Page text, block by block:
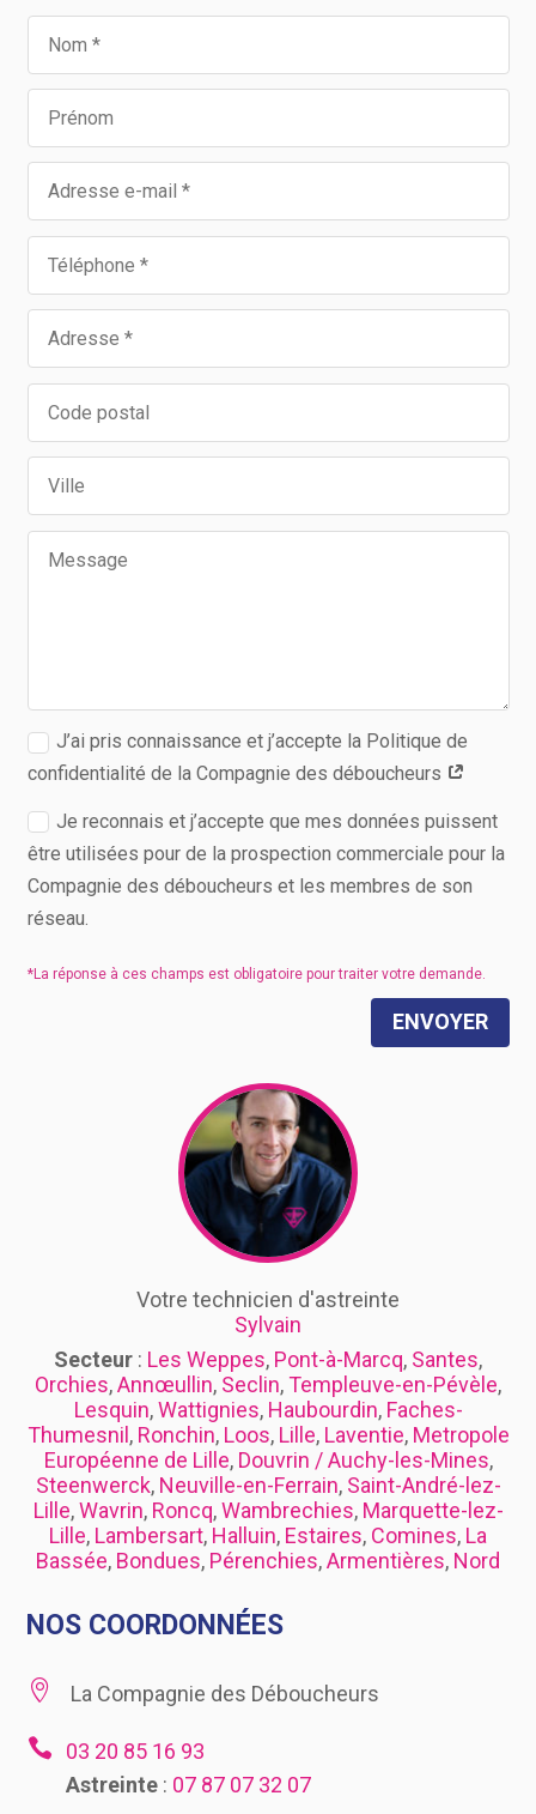
J’ai pris connaissance et j’accepte la Politique de
confidentialité de la Compagnie des déboucheurs
Je reconnais et j’accepte que mes données puissent
être utilisées pour de la prospection commerciale pour la
Compagnie des déboucheurs et les membres de son
réseau.
ENVOYER
Votre technicien d'astreinte
Sylvain
Secteur : Les Weppes, Pont-à-Marcq, Santes,
Orchies,Annœullin, Seclin,Templeuve-en-Pévèle,
Lesquin,Wattignies, Haubourdin, Faches-
Thumesnil, Ronchin, Loos, Lille, Laventie, Metropole
Européenne de Lille, Douvrin / Auchy-les-Mines,
Steenwerck, Neuville-en-Ferrain, Saint-André-lez-
Lille,Wavrin, Roncq,Wambrechies, Marquette-lez-
Lille, Lambersart, Halluin, Estaires, Comines, La
Bassée, Bondues, Pérenchies,Armentières, Nord
NOS COORDONNÉES
 La Compagnie des Déboucheurs

03 20 85 16 93
Astreinte: 07 87 07 32 07